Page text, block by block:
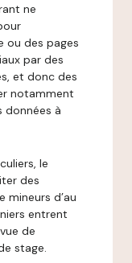
ne
ou des pages
par des
et donc des
notamment
données à
le
des
mineurs d’au
entrent
de
stage.